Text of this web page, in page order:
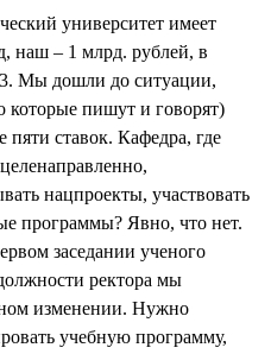
университет имеет
наш – 1 млрд. рублей, в
Мы дошли до ситуации,
которые пишут и говорят)
пяти ставок. Кафедра, где
нацпроекты, участвовать
программы? Явно, что нет.
заседании ученого
ректора мы
изменении. Нужно
учебную программу,